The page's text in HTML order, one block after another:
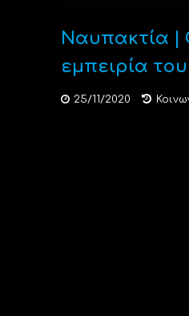
Ναυπακτία |
εμπειρία
25/11/2020